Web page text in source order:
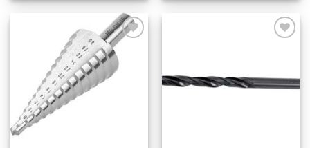
želja